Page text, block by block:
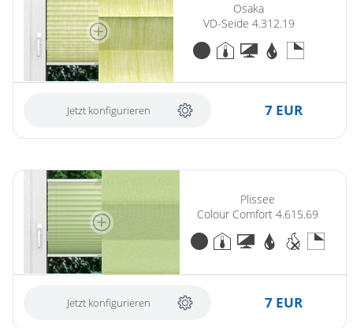
Osaka
VD-Seide 4.312.19
Jetzt konfigurieren 7 EUR
Plissee
Colour Comfort 4.615.69
Jetzt konfigurieren 7 EUR